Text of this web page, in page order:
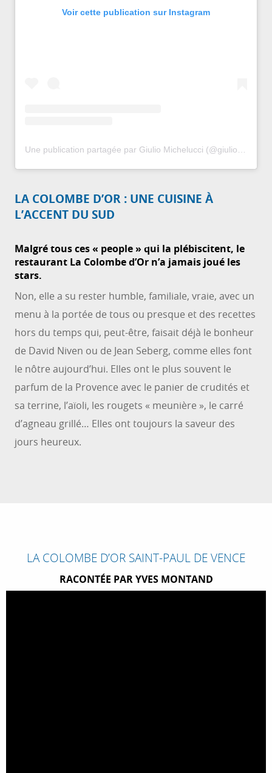
Voir cette publication sur Instagram
LA COLOMBE D’OR : UNE CUISINE À
L’ACCENT DU SUD
Malgré tous ces « people » qui la plébiscitent, le
restaurant La Colombe d’Or n’a jamais joué les
stars.
Non, elle a su rester humble, familiale, vraie, avec un
menu à la portée de tous ou presque et des recettes
hors du temps qui, peut-être, faisait déjà le bonheur
de David Niven ou de Jean Seberg, comme elles font
le nôtre aujourd’hui. Elles ont le plus souvent le
parfum de la Provence avec le panier de crudités et
sa terrine, l’aïoli, les rougets « meunière », le carré
d’agneau grillé… Elles ont toujours la saveur des
jours heureux.
LA COLOMBE D’OR SAINT-PAUL DE VENCE
RACONTÉE PAR YVES MONTAND